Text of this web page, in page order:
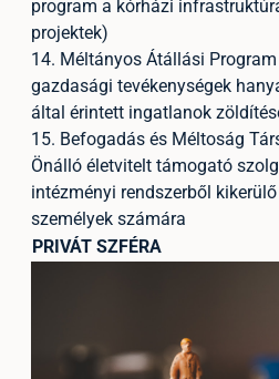
program a kórházi
projektek)
14. Méltányos Átállási
gazdasági tevékenységek
által érintett ingatlanok
15. Befogadás és Méltoság
Önálló életvitelt támogató
intézményi rendszerből
személyek számára
PRIVÁT SZFÉRA